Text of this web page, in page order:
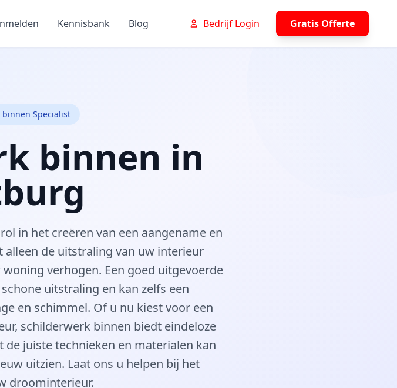
Kennisbank Blog Bedrijf Login Gratis Offerte
Specialist
binnen in
in het creëren van een aangename en
de uitstraling van uw interieur
verhogen. Een goed uitgevoerde
uitstraling en kan zelfs een
en schimmel. Of u nu kiest voor een
schilderwerk binnen biedt eindeloze
juiste technieken en materialen kan
uitzien. Laat ons u helpen bij het
droominterieur.